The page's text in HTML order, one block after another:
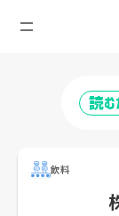
読む
飲料